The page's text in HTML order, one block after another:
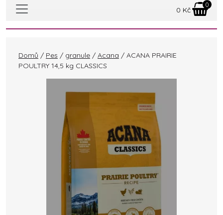
0 Kč
0
Domů / Pes / granule / Acana / ACANA PRAIRIE
POULTRY 14,5 kg CLASSICS